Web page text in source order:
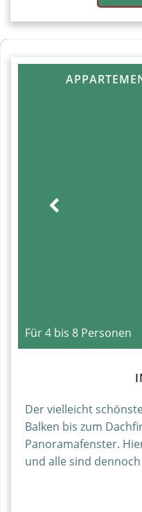
Für 4 bis 8 Personen
Der vielleicht
Balken bis zum
Panoramafenster.
und alle sind